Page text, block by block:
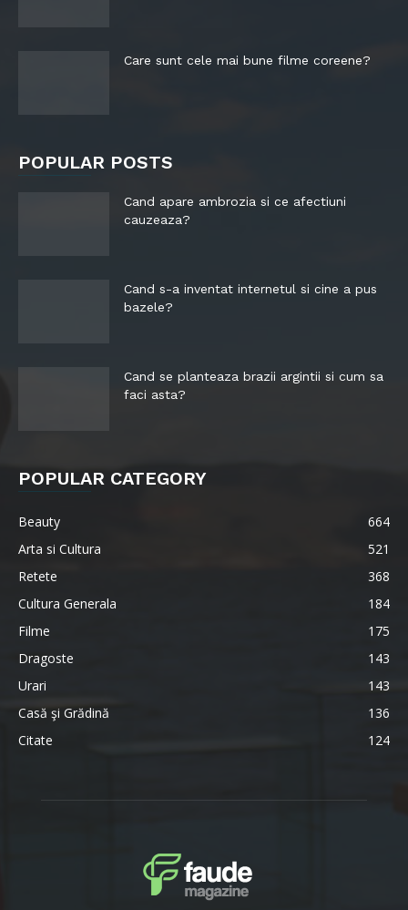
Care sunt cele mai bune filme coreene?
POPULAR POSTS
Cand apare ambrozia si ce afectiuni
cauzeaza?
Cand s-a inventat internetul si cine a pus
bazele?
Cand se planteaza brazii argintii si cum sa
faci asta?
POPULAR CATEGORY
Beauty
664
Arta si Cultura
521
Retete
368
Cultura Generala
184
Filme
175
Dragoste
143
Urari
143
Casă şi Grădină
136
Citate
124